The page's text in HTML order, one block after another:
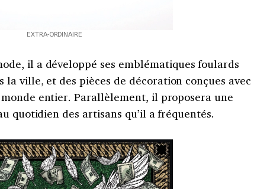
EXTRA-ORDINAIRE
il a développé ses emblématiques foulards
la ville, et des pièces de décoration conçues avec
entier. Parallèlement, il proposera une
quotidien des artisans qu’il a fréquentés.